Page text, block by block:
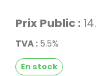
Prix Public :
TVA : 5.5%
En stock